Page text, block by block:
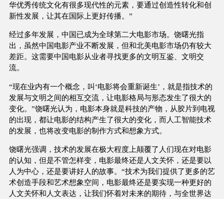
华优秀传统文化有很多现代性的元素，要通过创造性转化和创
新性发展，让其在国际上更好传播。”
经过多年发展，中国已成为全球第二大电影市场。饶曙光指
出，虽然中国电影产业不断发展，但和北美电影市场仍有较大
差距。这需要中国电影从业者寻找更多的文明互鉴、文明交
流。
“现在业内有一个概念，叫‘电影将会重新诞生’，就是指技术的
发展与文明之间的相互交流，让电影格局与形态发生了很大的
变化。”饶曙光认为，电影本身就是科技的产物，从胶片到电视
的出现，都让电影的结构产生了很大的变化，而人工智能技术
的发展，也将改变电影的制作方式和想象方式。
饶曙光强调，技术的发展在极大程度上颠覆了人们现在对电影
的认知，但是不管怎样变，电影最终还是人文关怀，还是要以
人为中心，还是要讲好人的故事。“技术为我们提供了更多的艺
术创造手段和艺术想象空间，电影最终还是要实现一种更好的
人文关怀和人文表达，让我们怀着对未来的期待，与全世界达